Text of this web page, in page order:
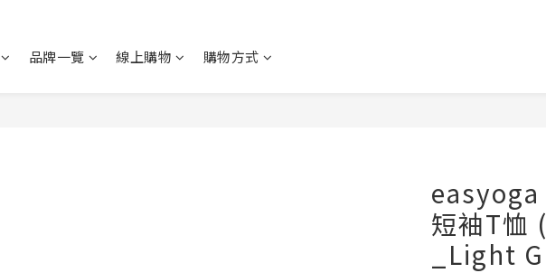
品牌一覽 線上購物 購物方式
easyoga
短袖T恤
_Light